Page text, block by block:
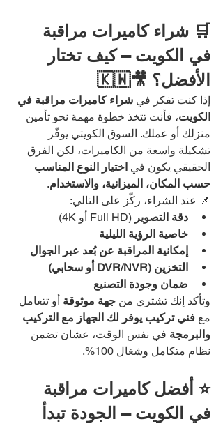
🛒 شراء كاميرات مراقبة
في الكويت – كيف تختار
الأفضل؟ 🎥🇰🇼
إذا كنت تفكر في شراء كاميرات مراقبة في
الكويت، فأنت تتخذ خطوة مهمة نحو تأمين
منزلك أو عملك. السوق الكويتي يوفّر
تشكيلة واسعة من الكاميرات، لكن الفرق
الحقيقي يكون في اختيار النوع المناسب
حسب المكان، الميزانية، والاستخدام.
📌 عند الشراء، ركّز على التالي:
دقة التصوير (Full HD أو 4K)
خاصية الرؤية الليلية
إمكانية المراقبة عن بُعد عبر الجوال
التخزين (DVR/NVR أو سحابي)
ضمان وجودة التصنيع
وتأكد إنك تشتري من جهة موثوقة أو تتعامل
مع فني تركيب يوفر لك الجهاز مع التركيب
والبرمجة في نفس الوقت، عشان تضمن
نظام متكامل وشغال 100%.
⭐ أفضل كاميرات مراقبة
في الكويت – الجودة تبدأ